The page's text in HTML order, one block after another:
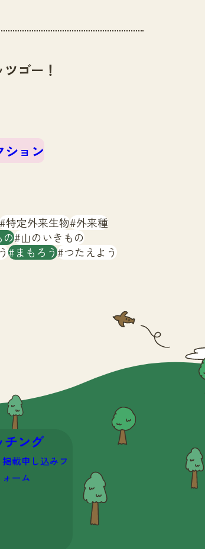
ゴー！
ション
特定外来生物 外来種
の 山のいきもの
まもろう つたえよう
チング
掲載申し込みフ
ォーム